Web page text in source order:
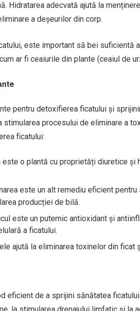
Hidratarea adecvată ajută la
a deșeurilor din corp.
este important să bei suficientă
ar fi ceaiurile din plante (ceaiul de
pentru detoxifierea ficatului și
stimularea procesului de eliminare a
ficatului:
este o plantă cu proprietăți diuretice și
este un alt remediu eficient
producției de bilă.
este un puternic antioxidant și
a ficatului.
ajută la eliminarea toxinelor din
eficient de a sprijini sănătatea